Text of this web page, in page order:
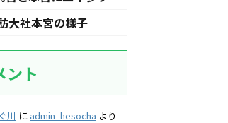
大社本宮の様子
ント
川 に admin_hesocha より